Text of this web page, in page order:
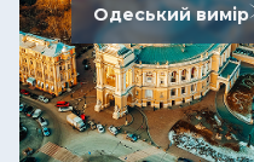
Одеський вимір